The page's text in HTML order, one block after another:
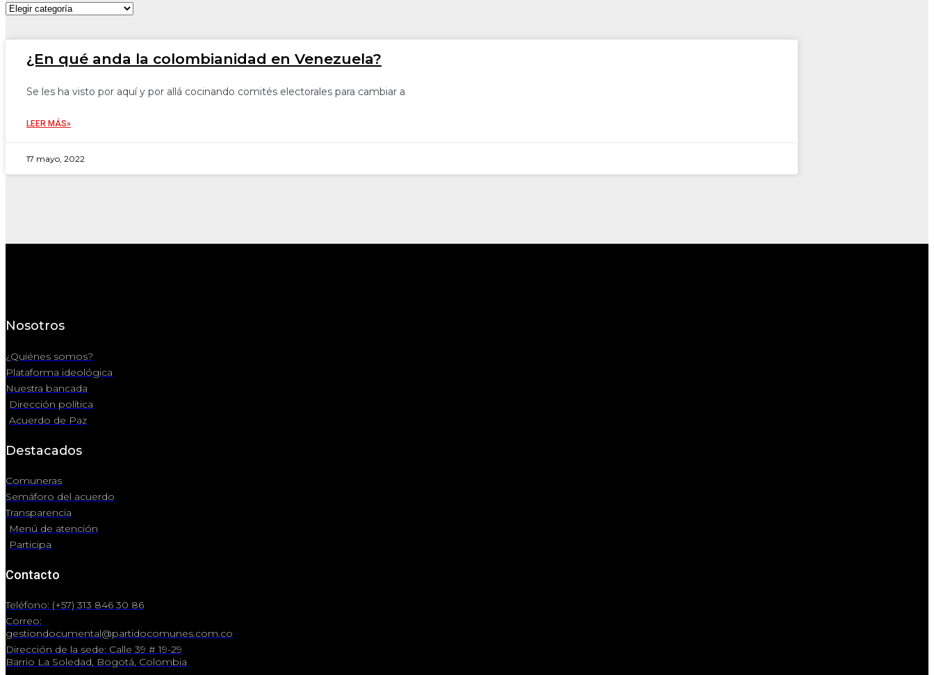
Categorías
¿En qué anda la colombianidad en Venezuela?
Se les ha visto por aquí y por allá cocinando comités electorales para cambiar a
LEER MÁS»
17 mayo, 2022
Nosotros
¿Quiénes somos?
Plataforma ideológica
Nuestra bancada
Dirección política
Acuerdo de Paz
Destacados
Comuneras
Semáforo del acuerdo
Transparencia
Menú de atención
Participa
Contacto
Teléfono: (+57) 313 846 30 86
Correo:
gestiondocumental@partidocomunes.com.co
Dirección de la sede: Calle 39 # 19-29
Barrio La Soledad, Bogotá, Colombia